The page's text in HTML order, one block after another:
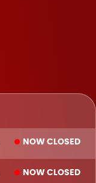
NOW CLOSED
NOW CLOSED